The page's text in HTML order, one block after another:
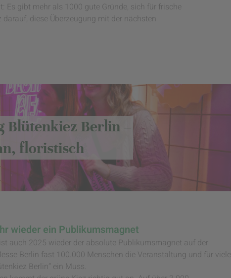
Es gibt mehr als 1000 gute Gründe, sich für frische
diese Überzeugung mit der nächsten
Blütenkiez Berlin –
floristisch
wieder ein Publikumsmagnet
auch 2025 wieder der absolute Publikumsmagnet auf der
Berlin fast 100.000 Menschen die Veranstaltung und für viele
Berlin“ ein Muss.